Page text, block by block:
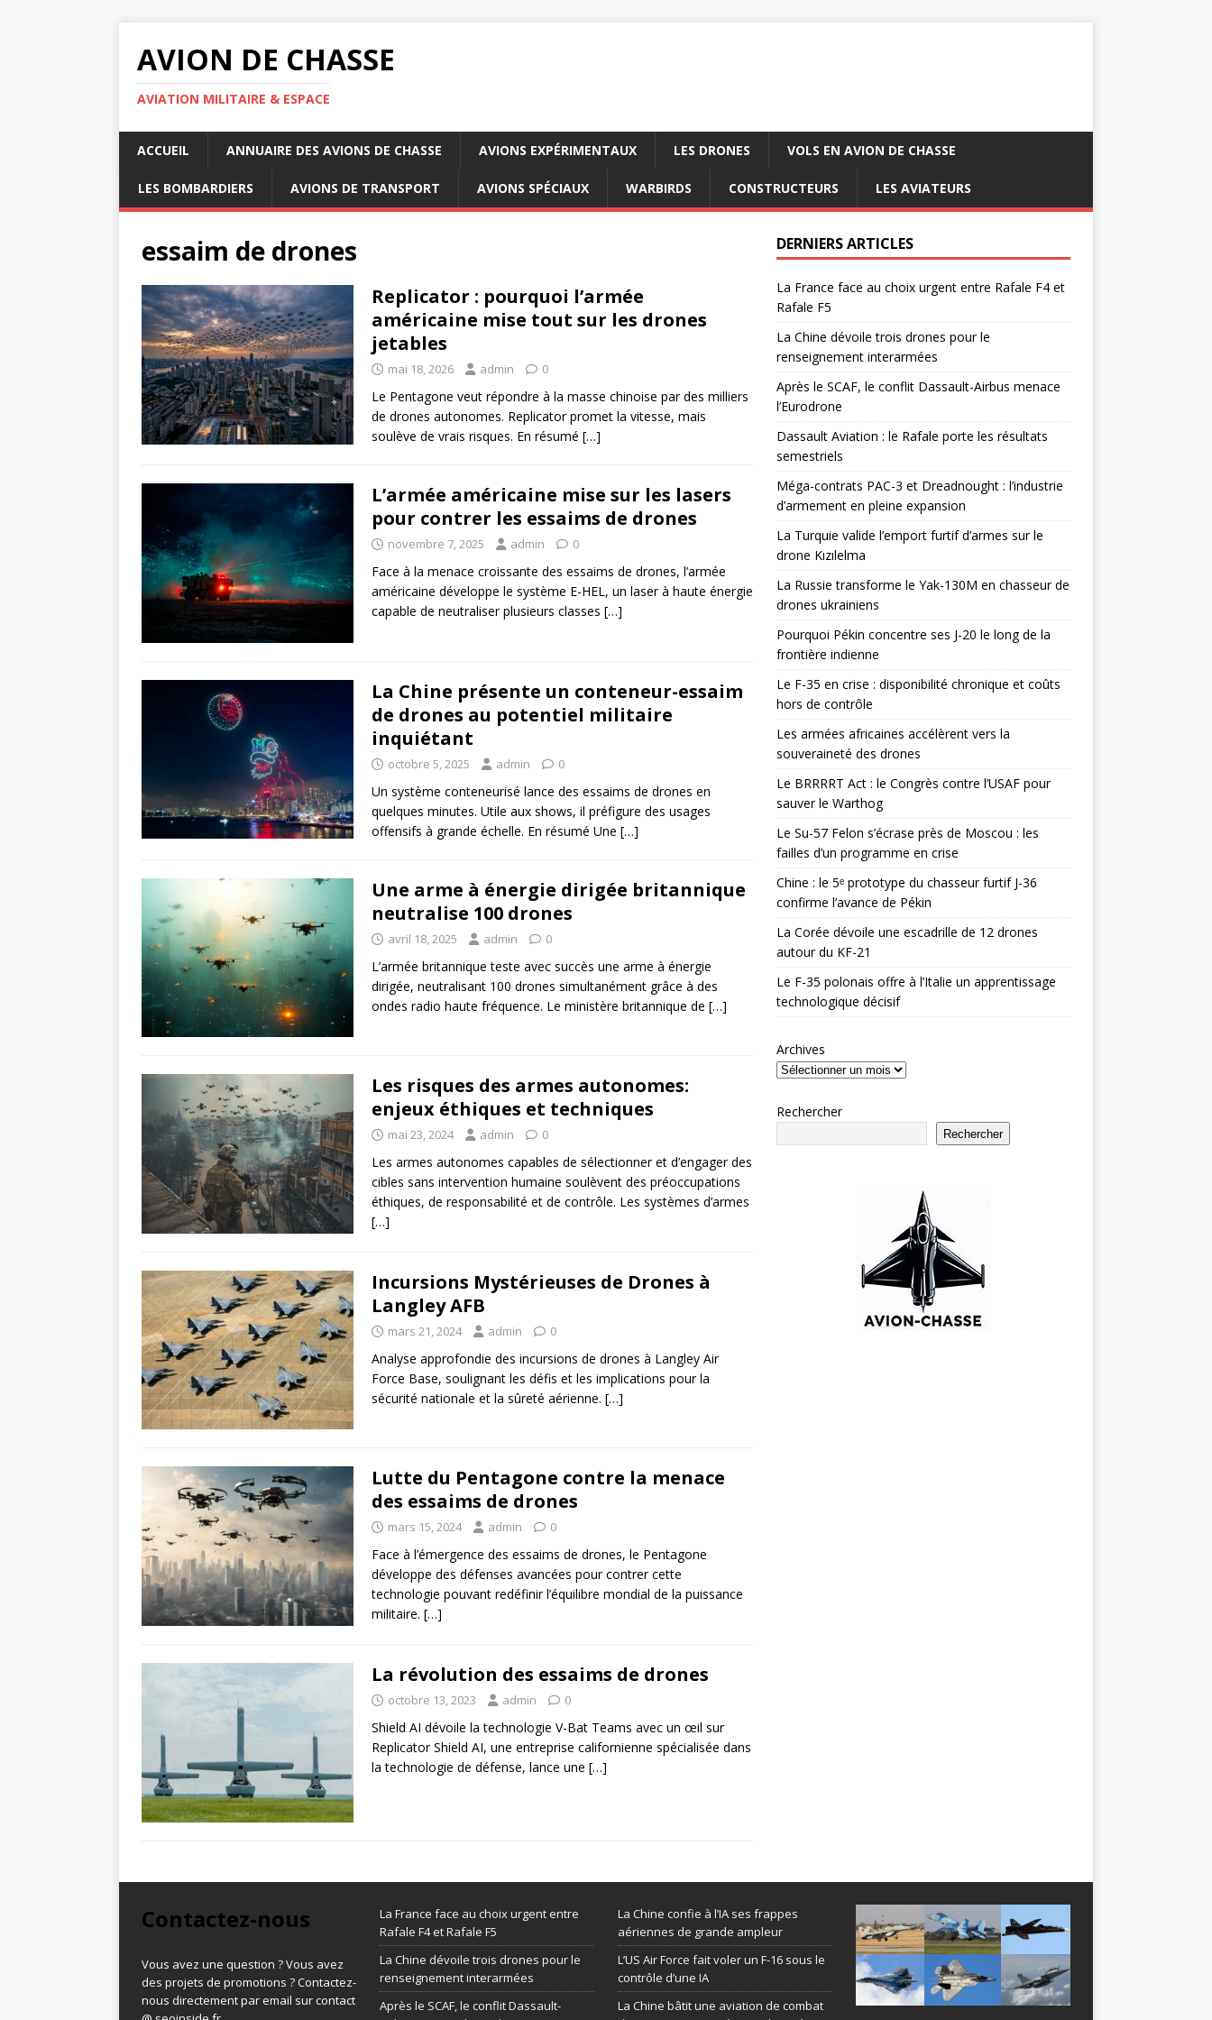
AVION DE CHASSE
AVIATION MILITAIRE & ESPACE
ACCUEIL ANNUAIRE DES AVIONS DE CHASSE AVIONS EXPÉRIMENTAUX LES DRONES VOLS EN AVION DE CHASSE
LES BOMBARDIERS AVIONS DE TRANSPORT AVIONS SPÉCIAUX WARBIRDS CONSTRUCTEURS LES AVIATEURS
essaim de drones
Replicator : pourquoi l’armée
américaine mise tout sur les drones
jetables
mai 18, 2026 admin 0
Le Pentagone veut répondre à la masse chinoise par des milliers
de drones autonomes. Replicator promet la vitesse, mais
soulève de vrais risques. En résumé […]
L’armée américaine mise sur les lasers
pour contrer les essaims de drones
novembre 7, 2025 admin 0
Face à la menace croissante des essaims de drones, l’armée
américaine développe le système E-HEL, un laser à haute énergie
capable de neutraliser plusieurs classes […]
La Chine présente un conteneur-essaim
de drones au potentiel militaire
inquiétant
octobre 5, 2025 admin 0
Un système conteneurisé lance des essaims de drones en
quelques minutes. Utile aux shows, il préfigure des usages
offensifs à grande échelle. En résumé Une […]
Une arme à énergie dirigée britannique
neutralise 100 drones
avril 18, 2025 admin 0
L’armée britannique teste avec succès une arme à énergie
dirigée, neutralisant 100 drones simultanément grâce à des
ondes radio haute fréquence. Le ministère britannique de […]
Les risques des armes autonomes:
enjeux éthiques et techniques
mai 23, 2024 admin 0
Les armes autonomes capables de sélectionner et d’engager des
cibles sans intervention humaine soulèvent des préoccupations
éthiques, de responsabilité et de contrôle. Les systèmes d’armes
[…]
Incursions Mystérieuses de Drones à
Langley AFB
mars 21, 2024 admin 0
Analyse approfondie des incursions de drones à Langley Air
Force Base, soulignant les défis et les implications pour la
sécurité nationale et la sûreté aérienne. […]
Lutte du Pentagone contre la menace
des essaims de drones
mars 15, 2024 admin 0
Face à l’émergence des essaims de drones, le Pentagone
développe des défenses avancées pour contrer cette
technologie pouvant redéfinir l’équilibre mondial de la puissance
militaire. […]
La révolution des essaims de drones
octobre 13, 2023 admin 0
Shield AI dévoile la technologie V-Bat Teams avec un œil sur
Replicator Shield AI, une entreprise californienne spécialisée dans
la technologie de défense, lance une […]
DERNIERS ARTICLES
La France face au choix urgent entre Rafale F4 et
Rafale F5
La Chine dévoile trois drones pour le
renseignement interarmées
Après le SCAF, le conflit Dassault-Airbus menace
l’Eurodrone
Dassault Aviation : le Rafale porte les résultats
semestriels
Méga-contrats PAC-3 et Dreadnought : l’industrie
d’armement en pleine expansion
La Turquie valide l’emport furtif d’armes sur le
drone Kızılelma
La Russie transforme le Yak-130M en chasseur de
drones ukrainiens
Pourquoi Pékin concentre ses J-20 le long de la
frontière indienne
Le F-35 en crise : disponibilité chronique et coûts
hors de contrôle
Les armées africaines accélèrent vers la
souveraineté des drones
Le BRRRRT Act : le Congrès contre l’USAF pour
sauver le Warthog
Le Su-57 Felon s’écrase près de Moscou : les
failles d’un programme en crise
Chine : le 5ᵉ prototype du chasseur furtif J-36
confirme l’avance de Pékin
La Corée dévoile une escadrille de 12 drones
autour du KF-21
Le F-35 polonais offre à l’Italie un apprentissage
technologique décisif
Archives
Rechercher
Rechercher
Contactez-nous
Vous avez une question ? Vous avez
des projets de promotions ? Contactez-
nous directement par email sur contact
La France face au choix urgent entre
Rafale F4 et Rafale F5
La Chine dévoile trois drones pour le
renseignement interarmées
Après le SCAF, le conflit Dassault-
La Chine confie à l’IA ses frappes
aériennes de grande ampleur
L’US Air Force fait voler un F-16 sous le
contrôle d’une IA
La Chine bâtit une aviation de combat